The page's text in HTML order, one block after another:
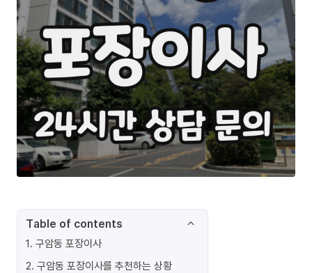
Table of contents
1. 구암동 포장이사
2. 구암동 포장이사를 추천하는 상황